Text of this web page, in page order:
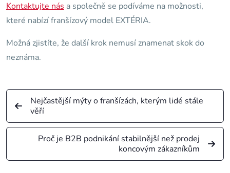
Kontaktujte nás a společně se podíváme na možnosti,
které nabízí franšízový model EXTÉRIA.
Možná zjistíte, že další krok nemusí znamenat skok do
neznáma.
Nejčastější mýty o franšízách, kterým lidé stále
věří
Proč je B2B podnikání stabilnější než prodej
koncovým zákazníkům